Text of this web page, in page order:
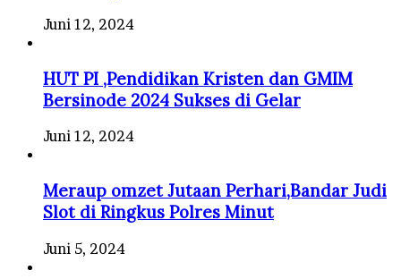
Juni 12, 2024
HUT PI ,Pendidikan Kristen dan GMIM
Bersinode 2024 Sukses di Gelar
Juni 12, 2024
Meraup omzet Jutaan Perhari,Bandar Judi
Slot di Ringkus Polres Minut
Juni 5, 2024